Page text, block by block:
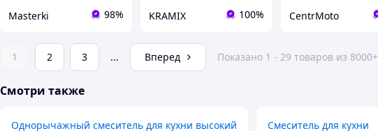
Masterki 98% KRAMIX 100% CentrMoto
1 2 3 ... Вперед Показано 1 - 29 товаров из 8000+
Смотри также
Однорычажный смеситель для кухни высокий Смеситель для кухни